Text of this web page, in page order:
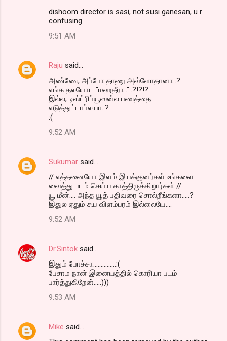
dishoom director is sasi, not susi ganesan, u r
confusing
9:51 AM
Raju said…
அண்ணே, அப்போ தாணு அவ்ளோதானா..?
எங்க தலயோட "மஹதீரா.."..?!?!?
இல்ல, டிஸ்ட்ரிப்யூஸன்ல பணத்தை
எடுத்துட்டாப்லயா..?
:(
9:52 AM
Sukumar said…
// எத்தனையோ இளம் இயக்குனர்கள் உங்களை
வைத்து படம் செய்ய காத்திருக்கிறார்கள் //
யூ மீன்.... அந்த யூத் பதிவரை சொல்றீங்களா.....?
இதுல ஏதும் சுய விளம்பரம் இல்லையே....
9:52 AM
Dr.Sintok said…
இதும் போச்சா...............:(
பேசாம நான் இனையத்தில் கொரியா படம்
பார்த்துகிறேன்....:)))
9:53 AM
Mike said…